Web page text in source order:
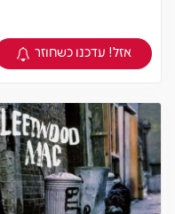
צפיה במוצר
אזל! עדכנו כשחוזר